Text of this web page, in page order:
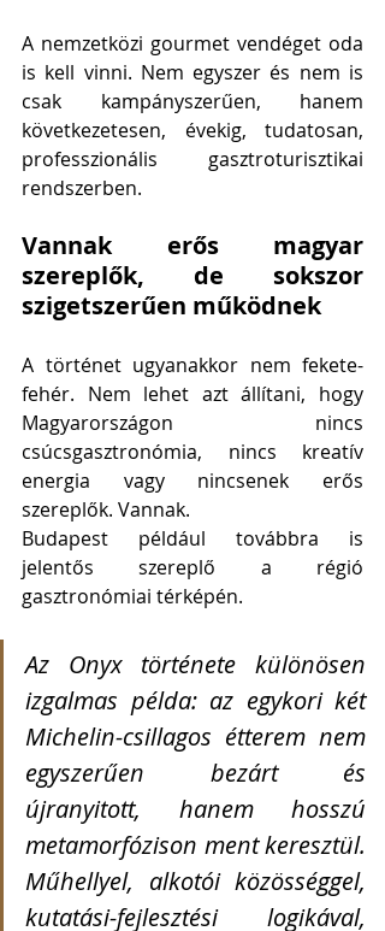
A nemzetközi gourmet vendéget oda
is kell vinni. Nem egyszer és nem is
csak kampányszerűen, hanem
következetesen, évekig, tudatosan,
professzionális gasztroturisztikai
rendszerben.
Vannak erős magyar
szereplők, de sokszor
szigetszerűen működnek
A történet ugyanakkor nem fekete-
fehér. Nem lehet azt állítani, hogy
Magyarországon nincs
csúcsgasztronómia, nincs kreatív
energia vagy nincsenek erős
szereplők. Vannak.
Budapest például továbbra is
jelentős szereplő a régió
gasztronómiai térképén.
Az Onyx története különösen
izgalmas példa: az egykori két
Michelin-csillagos étterem nem
egyszerűen bezárt és
újranyitott, hanem hosszú
metamorfózison ment keresztül.
Műhellyel, alkotói közösséggel,
kutatási-fejlesztési logikával,